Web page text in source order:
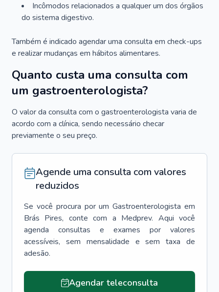
Incômodos relacionados a qualquer um dos órgãos
do sistema digestivo.
Também é indicado agendar uma consulta em check-ups
e realizar mudanças em hábitos alimentares.
Quanto custa uma consulta com
um gastroenterologista?
O valor da consulta com o gastroenterologista varia de
acordo com a clínica, sendo necessário checar
previamente o seu preço.
Agende uma consulta com valores
reduzidos
Se você procura por um Gastroenterologista em
Brás Pires, conte com a Medprev. Aqui você
agenda consultas e exames por valores
acessíveis, sem mensalidade e sem taxa de
adesão.
Agendar teleconsulta